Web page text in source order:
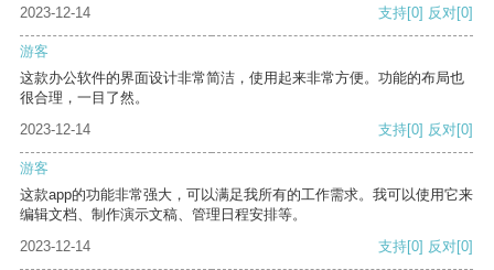
2023-12-14
支持[0] 反对[0]
游客
这款办公软件的界面设计非常简洁，使用起来非常方便。功能的布局也
很合理，一目了然。
2023-12-14
支持[0] 反对[0]
游客
这款app的功能非常强大，可以满足我所有的工作需求。我可以使用它来
编辑文档、制作演示文稿、管理日程安排等。
2023-12-14
支持[0] 反对[0]